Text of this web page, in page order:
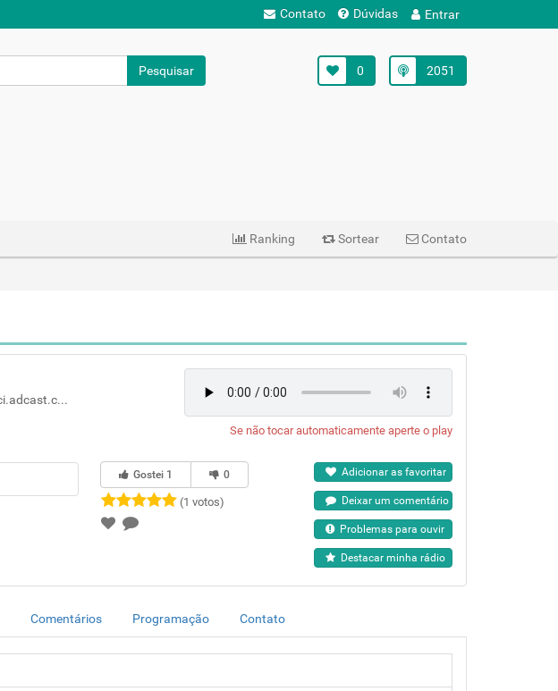
Contato Dúvidas Entrar
Pesquisar 2051
0
Ranking Sortear Contato
https://www.radiovalemurici.adcast.com.br/
Se não tocar automaticamente aperte o play
Gostei 1 0
(1 votos)
Adicionar as favoritar
Deixar um comentário
Problemas para ouvir
Destacar minha rádio
Comentários Programação Contato